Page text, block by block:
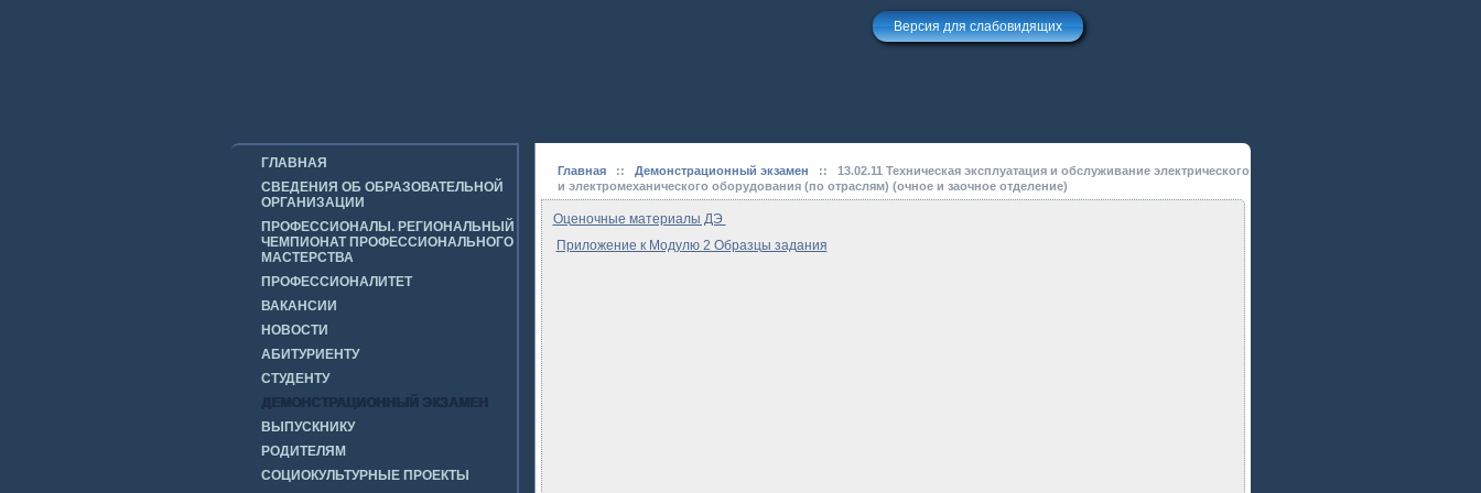
Версия для слабовидящих
ГЛАВНАЯ
СВЕДЕНИЯ ОБ ОБРАЗОВАТЕЛЬНОЙ
ОРГАНИЗАЦИИ
ПРОФЕССИОНАЛЫ. РЕГИОНАЛЬНЫЙ
ЧЕМПИОНАТ ПРОФЕССИОНАЛЬНОГО
МАСТЕРСТВА
ПРОФЕССИОНАЛИТЕТ
ВАКАНСИИ
НОВОСТИ
АБИТУРИЕНТУ
СТУДЕНТУ
ВЫПУСКНИКУ
РОДИТЕЛЯМ
СОЦИОКУЛЬТУРНЫЕ ПРОЕКТЫ
Главная:: Демонстрационный экзамен :: 13.02.11 Техническая эксплуатация и обслуживание электрического
и электромеханического оборудования (по отраслям) (очное и заочное отделение)
Оценочные материалы ДЭ
Приложение к Модулю 2 Образцы задания